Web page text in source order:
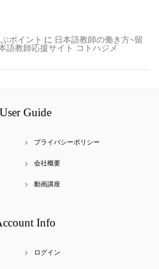
ポイント に 日本語教師の働き方~留
語教師応援サイト コトハジメ
User Guide
プライバシーポリシー
会社概要
動画講座
Info
ログイン